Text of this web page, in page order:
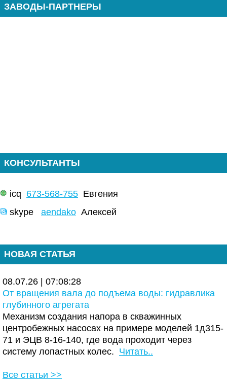
ЗАВОДЫ-ПАРТНЕРЫ
КОНСУЛЬТАНТЫ
icq 673-568-755 Евгения
skype aendako Алексей
НОВАЯ СТАТЬЯ
08.07.26 | 07:08:28
От вращения вала до подъема воды: гидравлика
глубинного агрегата
Механизм создания напора в скважинных
центробежных насосах на примере моделей 1д315-
71 и ЭЦВ 8-16-140, где вода проходит через
систему лопастных колес. Читать..
Все статьи >>